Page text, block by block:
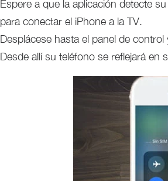
Espere a que la aplicación detecte
para conectar el iPhone a la TV.
Desplácese hasta el panel de
Desde allí su teléfono se reflejará en